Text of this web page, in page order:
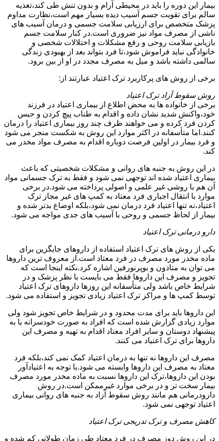
بیمار این دوره را باید در محیطی آرام و بدون تنش طی کند،تغذیه
سالم برای تقویت جسم آسیب دیده بسیار مهم است،نظارت مداوم
پزشک متخصص برای ارزیابی سلامت جسمی و درمان آسیب های
ناشی از مصرف مواد نیز ضروری است.در کنار سلامت جسم
بازیابی سلامت روحی و رفع مشکلات و اختلالات شخصی و
خانوادگی نباید فراموش شود،تا فرد بتواند بعد از بهبودی زندگی
سالمی داشته باشد و میل به مصرف مجدد در او از بین برود.
برخی از روش های پرکاربرد ترک اعتیاد عبارتند از:
روش سقوط آزاد ترک اعتیاد
برخی از خانواده ها به محض اطلاع از بیماری اعتیاد در فرزند
خود،واکنش شدید نشان داده و اقدام به طناب پیچ کردن و حبس
کردن فرد کرده و می خواهند ظرف چند روز بیماری اعتیاد را درمان
کنند.اما متأسفانه در اکثر موارد این روش به شکست منجر می شود
و فرد بیمار در اولین فرصت دوباره اقدام به مصرف مواد مخدر می
کند.
در این روش به جنبه های روانی و مشکلات شخصیتی که باعث
بیماری اعتیاد شده اند توجهی نمی شود و فقط به ترک جسمانی مواد
آن هم با روشی غیر علمی و اصولی پرداخته می شود.در برخی
موارد با انتقال اجباری فرد معتاد به کمپ های غیر مجاز ترک
اعتیاد،نه تنها اعتیاد فرد درمان نمی شود،بلکه اوضاع بدتر شده و
بیمار از لحاظ جسمی و روحی با آسیب های جدی مواجه می شود.
دارو درمانی ترک اعتیاد
یکی از روش های ترک اعتیاد استفاده از داروهای جایگزین برای
ماده مخدر مورد مصرف در فرد معتاد است.از معروف ترین داروها
می توان به متادون و بوپرنورفین اشاره کرد.نکته اینجا است که
تجویز و مصرف این داروها فقط می بایست با نظر پزشک و در
شرایط خاص باشد ولی متأسفانه این روزها داروهای ترک اعتیاد
توسط کمپ ها و مراکز ترک اعتیاد زیادی تجویز و استفاده می شود.
این داروها باید برای مدت محدود و در شرایط خاص تجویز شود ولی
موارد زیادی گزارش شده است که افراد به صورت خودسرانه یا به
پیشنهاد دوستان و سایر افراد معتاد اقدام به تهیه و مصرف این
داروها برای ترک اعتیاد می کنند.
مصرف این داروها نه تنها به درمان اعتیاد کمک نمی کند،بلکه فرد
معتاد به مصرف این داروها وابسته می شود.با توجه به اعتیادآور
بودن این داروها،ترک این داروها نسبت به ماده مخدر مورد مصرف
بیمار سخت تر و در برخی موارد غیرممکن است.در روش
دارودرمانی هم مانند روش سقوط آزاد به جنبه های روانی بیماری
اعتیاد توجهی نمی شود.
کاهش مصرف و ترک تدریجی ترک اعتیاد
در این روش دوز مصرف در فرد معتاد طی زمان طولانی کم شده و